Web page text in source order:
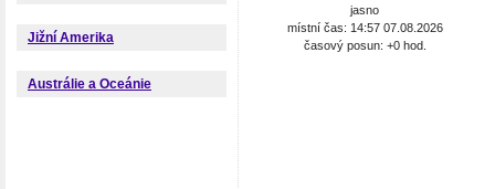
Jižní Amerika
Austrálie a Oceánie
jasno
místní čas: 14:57 07.08.2026
časový posun: +0 hod.